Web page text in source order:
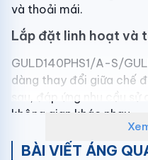
và thoải mái.
Lắp đặt linh hoạt và
GULD140PHS1/A-S/
dàng thay đổi giữa chế
sau, đáp ứng nhu cầu
không gian khác nhau.
Chế độ áp suất tĩnh
BÀI VIẾT ÁNG